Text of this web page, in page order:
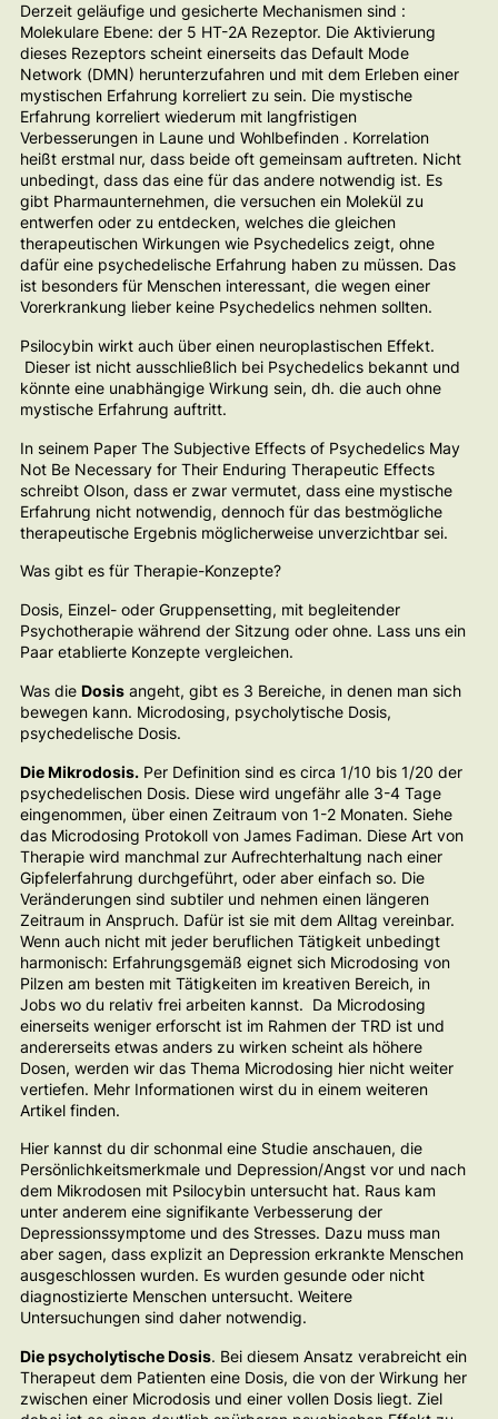
Derzeit geläufige und gesicherte Mechanismen sind :
Molekulare Ebene: der 5 HT-2A Rezeptor. Die Aktivierung
dieses Rezeptors scheint einerseits das Default Mode
Network (DMN) herunterzufahren und mit dem Erleben einer
mystischen Erfahrung korreliert zu sein. Die mystische
Erfahrung korreliert wiederum mit langfristigen
Verbesserungen in Laune und Wohlbefinden . Korrelation
heißt erstmal nur, dass beide oft gemeinsam auftreten. Nicht
unbedingt, dass das eine für das andere notwendig ist. Es
gibt Pharmaunternehmen, die versuchen ein Molekül zu
entwerfen oder zu entdecken, welches die gleichen
therapeutischen Wirkungen wie Psychedelics zeigt, ohne
dafür eine psychedelische Erfahrung haben zu müssen. Das
ist besonders für Menschen interessant, die wegen einer
Vorerkrankung lieber keine Psychedelics nehmen sollten.
Psilocybin wirkt auch über einen neuroplastischen Effekt.
Dieser ist nicht ausschließlich bei Psychedelics bekannt und
könnte eine unabhängige Wirkung sein, dh. die auch ohne
mystische Erfahrung auftritt.
In seinem Paper The Subjective Effects of Psychedelics May
Not Be Necessary for Their Enduring Therapeutic Effects
schreibt Olson, dass er zwar vermutet, dass eine mystische
Erfahrung nicht notwendig, dennoch für das bestmögliche
therapeutische Ergebnis möglicherweise unverzichtbar sei.
Was gibt es für Therapie-Konzepte?
Dosis, Einzel- oder Gruppensetting, mit begleitender
Psychotherapie während der Sitzung oder ohne. Lass uns ein
Paar etablierte Konzepte vergleichen.
Was die Dosisangeht, gibt es 3 Bereiche, in denen man sich
bewegen kann. Microdosing, psycholytische Dosis,
psychedelische Dosis.
Die Mikrodosis.Per Definition sind es circa 1/10 bis 1/20 der
psychedelischen Dosis. Diese wird ungefähr alle 3-4 Tage
eingenommen, über einen Zeitraum von 1-2 Monaten. Siehe
das Microdosing Protokoll von James Fadiman. Diese Art von
Therapie wird manchmal zur Aufrechterhaltung nach einer
Gipfelerfahrung durchgeführt, oder aber einfach so. Die
Veränderungen sind subtiler und nehmen einen längeren
Zeitraum in Anspruch. Dafür ist sie mit dem Alltag vereinbar.
Wenn auch nicht mit jeder beruflichen Tätigkeit unbedingt
harmonisch: Erfahrungsgemäß eignet sich Microdosing von
Pilzen am besten mit Tätigkeiten im kreativen Bereich, in
Jobs wo du relativ frei arbeiten kannst. Da Microdosing
einerseits weniger erforscht ist im Rahmen der TRD ist und
andererseits etwas anders zu wirken scheint als höhere
Dosen, werden wir das Thema Microdosing hier nicht weiter
vertiefen. Mehr Informationen wirst du in einem weiteren
Artikel finden.
Hier kannst du dir schonmal eine Studie anschauen, die
Persönlichkeitsmerkmale und Depression/Angst vor und nach
dem Mikrodosen mit Psilocybin untersucht hat. Raus kam
unter anderem eine signifikante Verbesserung der
Depressionssymptome und des Stresses. Dazu muss man
aber sagen, dass explizit an Depression erkrankte Menschen
ausgeschlossen wurden. Es wurden gesunde oder nicht
diagnostizierte Menschen untersucht. Weitere
Untersuchungen sind daher notwendig.
Die psycholytische Dosis. Bei diesem Ansatz verabreicht ein
Therapeut dem Patienten eine Dosis, die von der Wirkung her
zwischen einer Microdosis und einer vollen Dosis liegt. Ziel